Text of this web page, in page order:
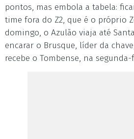
pontos, mas embola a tabela:
time fora do Z2, que é o próprio
domingo, o Azulão viaja até
encarar o Brusque, líder da
recebe o Tombense, na segunda-